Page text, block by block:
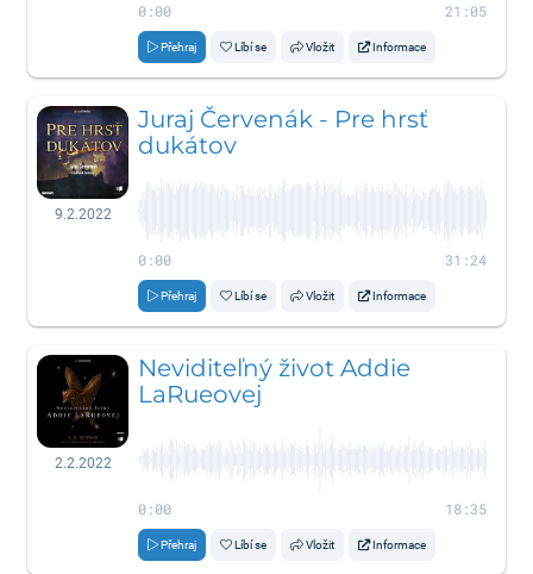
0:00 21:05
Přehraj Líbí se Vložit Informace
9.2.2022
Juraj Červenák - Pre hrsť
dukátov
0:00 31:24
Přehraj Líbí se Vložit Informace
2.2.2022
Neviditeľný život Addie
LaRueovej
0:00 18:35
Přehraj Líbí se Vložit Informace